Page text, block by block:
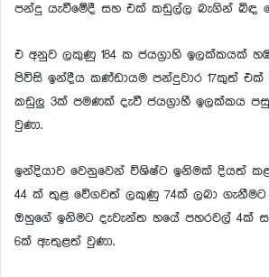
පන්දු යැවීමේදී සහ එක් කඩුල්ල බැගින් බිඳ
එ අනුව ලකුණු 184 ක ජයග්‍රාහි ඉලක්කයක්
පිවිසි ඉන්දීය කණ්ඩායම පන්දුවාර 17කුත් එක්
කඩුලු 3ක් පමණක් දැවී ජයග්‍රාහී ඉලක්කය
වුණා.
ඉන්දියාව වෙනුවෙන් විශිෂ්ට ඉනිමක් දියත් කළ
44 ක් තුළ වෙිගවත් ලකුණු 74ක් ලබා
ඔහුගේ ඉනිමට දැවැන්ත හයේ පහරවල් 4ක්
6ක් ඇතුළත් වුණා.